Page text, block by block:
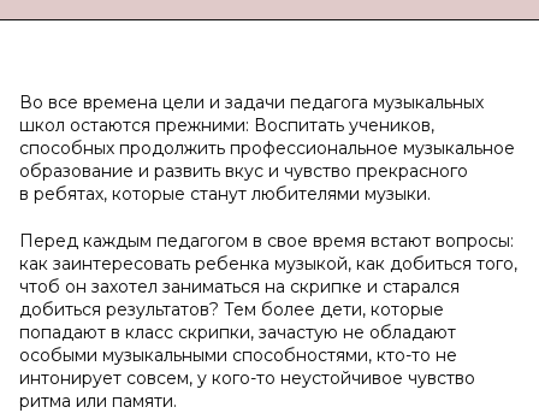
Во все времена цели и задачи педагога музыкальных
школ остаются прежними: Воспитать учеников,
способных продолжить профессиональное музыкальное
образование и развить вкус и чувство прекрасного
в ребятах, которые станут любителями музыки.
Перед каждым педагогом в свое время встают вопросы:
как заинтересовать ребенка музыкой, как добиться того,
чтоб он захотел заниматься на скрипке и старался
добиться результатов? Тем более дети, которые
попадают в класс скрипки, зачастую не обладают
особыми музыкальными способностями, кто-то не
интонирует совсем, у кого-то неустойчивое чувство
ритма или памяти.